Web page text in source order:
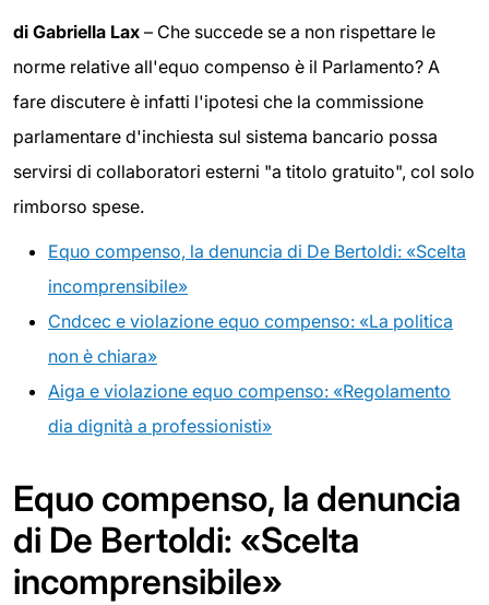
di Gabriella Lax – Che succede se a non rispettare le
norme relative all'equo compenso è il Parlamento? A
fare discutere è infatti l'ipotesi che la commissione
parlamentare d'inchiesta sul sistema bancario possa
servirsi di collaboratori esterni "a titolo gratuito", col solo
rimborso spese.
Equo compenso, la denuncia di De Bertoldi: «Scelta
incomprensibile»
Cndcec e violazione equo compenso: «La politica
non è chiara»
Aiga e violazione equo compenso: «Regolamento
dia dignità a professionisti»
Equo compenso, la denuncia
di De Bertoldi: «Scelta
incomprensibile»